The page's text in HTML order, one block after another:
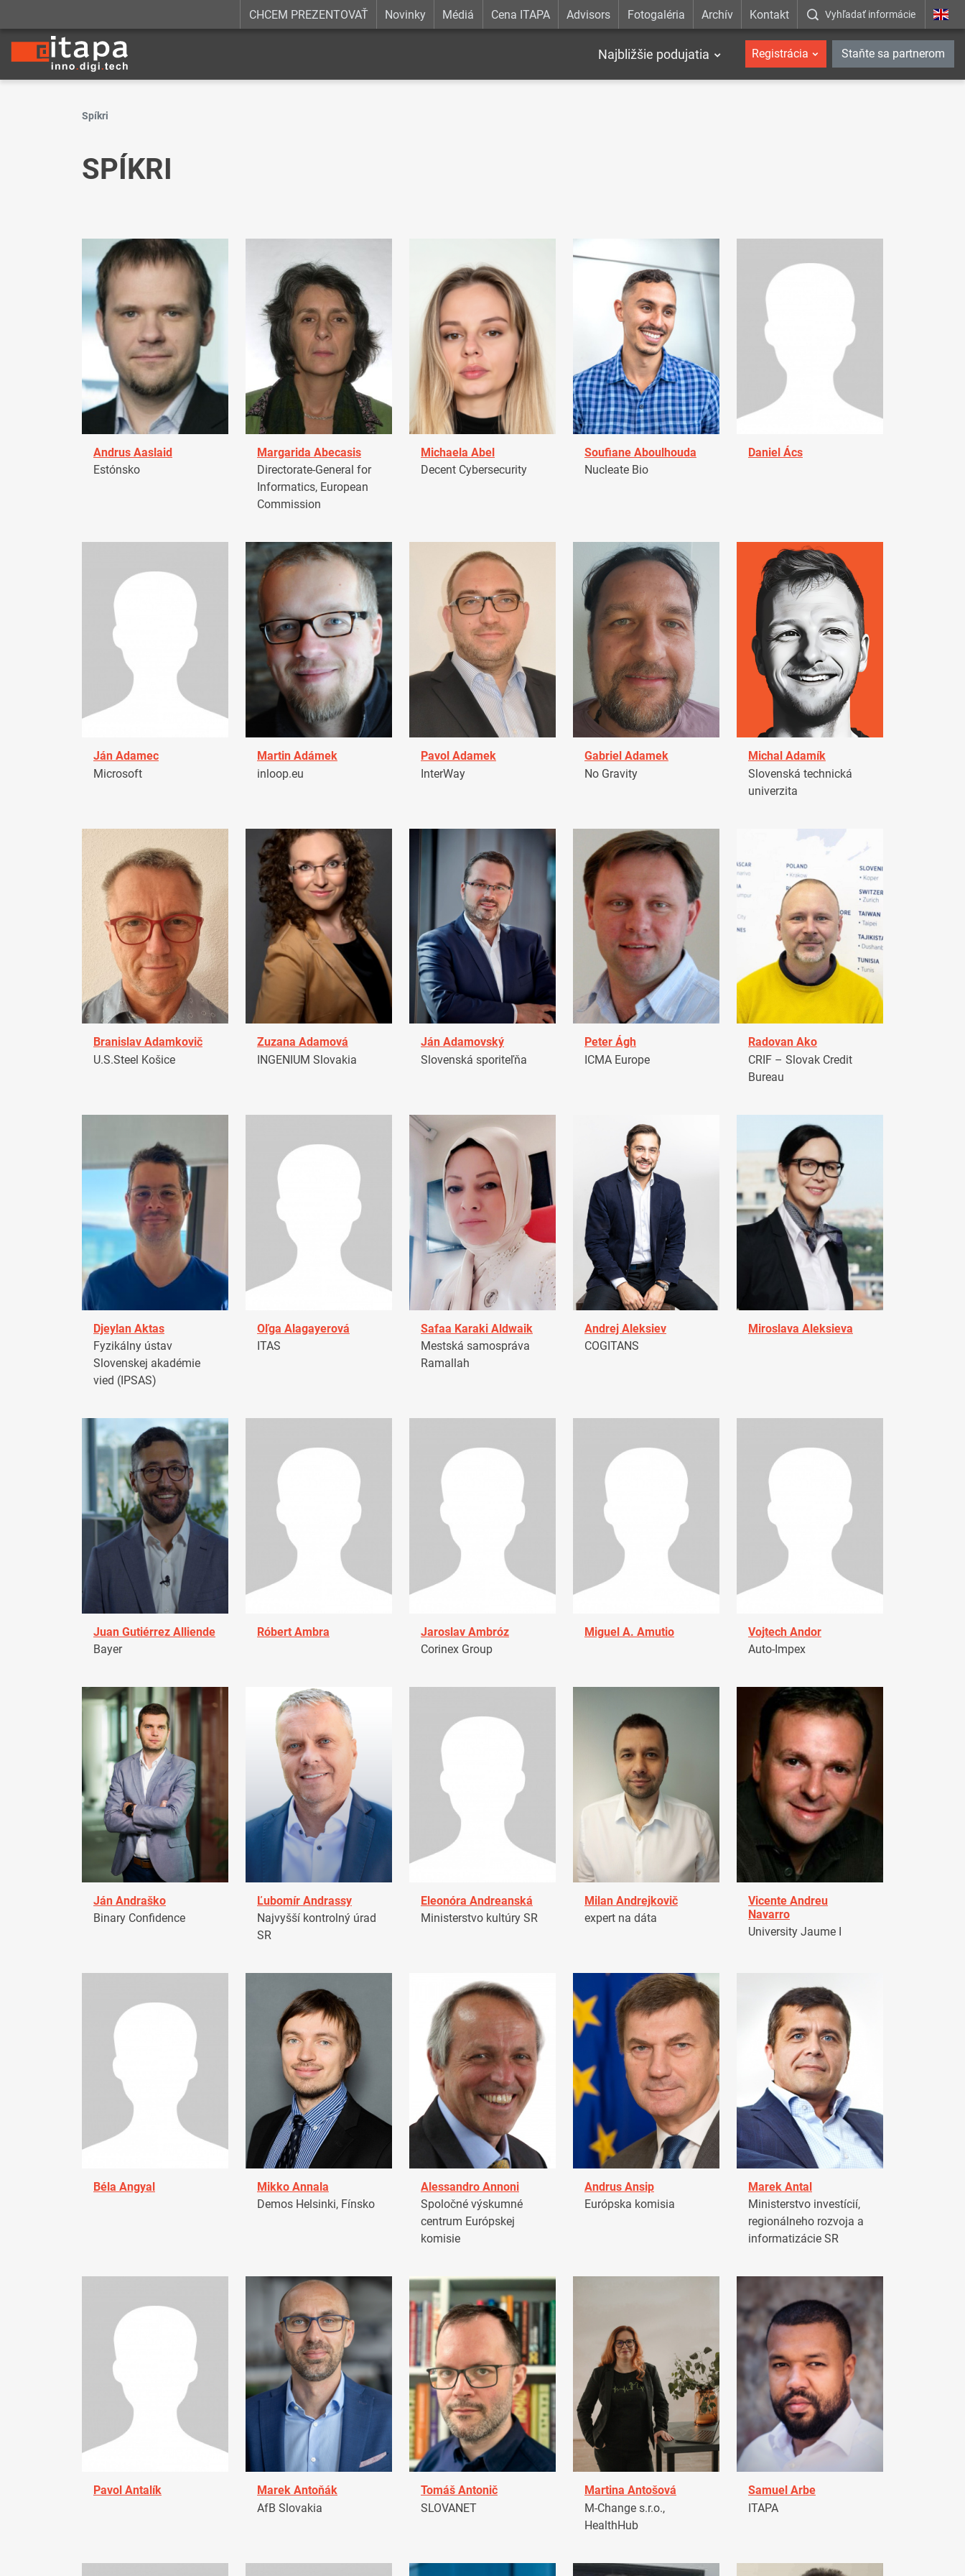
CHCEM PREZENTOVAŤ Novinky Médiá Cena ITAPA Advisors Fotogaléria Archív Kontakt Vyhľadať informácie
Najbližšie podujatia Registrácia Staňte sa partnerom
Spíkri
SPÍKRI
Andrus Aaslaid
Estónsko
Margarida Abecasis
Directorate-General for
Informatics, European
Commission
Michaela Abel
Decent Cybersecurity
Soufiane Aboulhouda
Nucleate Bio
Daniel Ács
Ján Adamec
Microsoft
Martin Adámek
inloop.eu
Pavol Adamek
InterWay
Gabriel Adamek
No Gravity
Michal Adamík
Slovenská technická
univerzita
Branislav Adamkovič
U.S.Steel Košice
Zuzana Adamová
INGENIUM Slovakia
Ján Adamovský
Slovenská sporiteľňa
Peter Ágh
ICMA Europe
Radovan Ako
CRIF – Slovak Credit
Bureau
Djeylan Aktas
Fyzikálny ústav
Slovenskej akadémie
vied (IPSAS)
Oľga Alagayerová
ITAS
Safaa Karaki Aldwaik
Mestská samospráva
Ramallah
Andrej Aleksiev
COGITANS
Miroslava Aleksieva
Juan Gutiérrez Alliende
Bayer
Róbert Ambra
Jaroslav Ambróz
Corinex Group
Miguel A. Amutio
Vojtech Andor
Auto-Impex
Ján Andraško
Binary Confidence
Ľubomír Andrassy
Najvyšší kontrolný úrad
SR
Eleonóra Andreanská
Ministerstvo kultúry SR
Milan Andrejkovič
expert na dáta
Vicente Andreu
Navarro
University Jaume I
Béla Angyal
Mikko Annala
Demos Helsinki, Fínsko
Alessandro Annoni
Spoločné výskumné
centrum Európskej
komisie
Andrus Ansip
Európska komisia
Marek Antal
Ministerstvo investícií,
regionálneho rozvoja a
informatizácie SR
Pavol Antalík
Marek Antoňák
AfB Slovakia
Tomáš Antonič
SLOVANET
Martina Antošová
M-Change s.r.o.,
HealthHub
Samuel Arbe
ITAPA